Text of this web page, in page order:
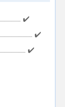
✔️
✔️
✔️